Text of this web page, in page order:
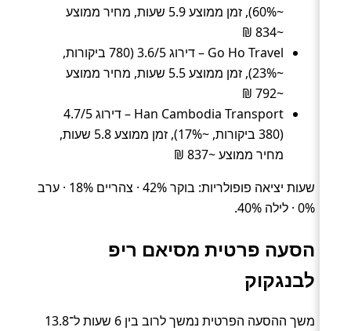
~60%), זמן ממוצע 5.9 שעות, מחיר ממוצע
~834 ₪
Go Ho Travel – דירוג 3.6/5 (780 ביקורות,
~23%), זמן ממוצע 5.5 שעות, מחיר ממוצע
~792 ₪
Han Cambodia Transport – דירוג 4.7/5
(380 ביקורות, ~17%), זמן ממוצע 5.8 שעות,
מחיר ממוצע ~837 ₪
שעות יציאה פופולריות: בוקר 42% · צהריים 18% · ערב
0% · לילה 40%.
הסעה פרטית מסיאם ריפ
לבנגקוק
משך ההסעה הפרטית נמשך לרוב בין 6 שעות ל־13.8